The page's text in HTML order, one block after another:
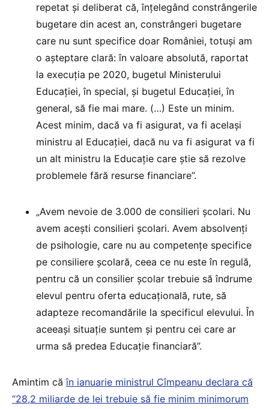
repetat şi deliberat că, înţelegând constrângerile
bugetare din acest an, constrângeri bugetare
care nu sunt specifice doar României, totuşi am
o aşteptare clară: în valoare absolută, raportat
la execuţia pe 2020, bugetul Ministerului
Educaţiei, în special, şi bugetul Educaţiei, în
general, să fie mai mare. (…) Este un minim.
Acest minim, dacă va fi asigurat, va fi acelaşi
ministru al Educaţiei, dacă nu va fi asigurat va fi
un alt ministru la Educaţie care ştie să rezolve
problemele fără resurse financiare”.
„Avem nevoie de 3.000 de consilieri şcolari. Nu
avem aceşti consilieri şcolari. Avem absolvenţi
de psihologie, care nu au competenţe specifice
pe consiliere şcolară, ceea ce nu este în regulă,
pentru că un consilier şcolar trebuie să îndrume
elevul pentru oferta educaţională, rute, să
adapteze recomandările la specificul elevului. În
aceeaşi situaţie suntem şi pentru cei care ar
urma să predea Educaţie financiară”.
Amintim căîn ianuarie ministrul Cîmpeanu declara că
“28,2 miliarde de lei trebuie să fie minim minimorum